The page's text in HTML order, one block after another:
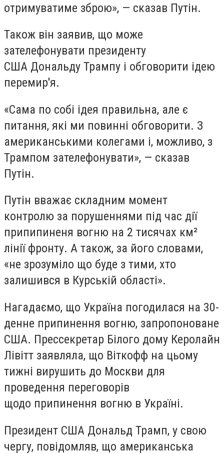
отримуватиме зброю», — сказав Путін.
Також він заявив, що може
зателефонувати президенту
США Дональду Трампу і обговорити ідею
перемир'я.
«Сама по собі ідея правильна, але є
питання, які ми повинні обговорити. З
американськими колегами і, можливо, з
Трампом зателефонувати», — сказав
Путін.
Путін вважає складним момент
контролю за порушеннями під час дії
припипиненя вогню на 2 тисячах км²
лінії фронту. А також, за його словами,
«не зрозуміло що буде з тими, хто
залишився в Курській області».
Нагадаємо, що Україна погодилася на 30-
денне припинення вогню, запропоноване
США. Прессекретар Білого дому Керолайн
Лівітт заявляла, що Віткофф на цьому
тижні вирушить до Москви для
проведення переговорів
щодо припинення вогню в Україні.
Президент США Дональд Трамп, у свою
чергу, повідомляв, що американська